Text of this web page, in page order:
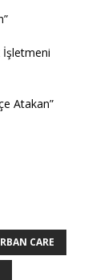
İşletmeni
Atakan”
CARE